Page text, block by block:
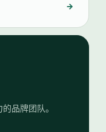
→
品牌团队。